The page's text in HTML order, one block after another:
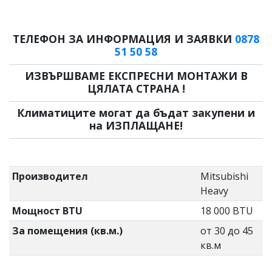
ТЕЛЕФОН ЗА ИНФОРМАЦИЯ И ЗАЯВКИ 0878
51 50 58
ИЗВЪРШВАМЕ ЕКСПРЕСНИ МОНТАЖИ В
ЦЯЛАТА СТРАНА !
Климатиците могат да бъдат закупени и
на ИЗПЛАЩАНЕ!
Производител
Mitsubishi
Heavy
Мощност BTU
18 000 BTU
За помещения (кв.м.)
от 30 до 45
кв.м